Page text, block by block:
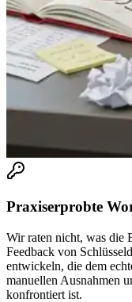
Praxiserprobte
Wir raten nicht, was die
Feedback von
entwickeln, die dem
manuellen Ausnahmen
konfrontiert ist.